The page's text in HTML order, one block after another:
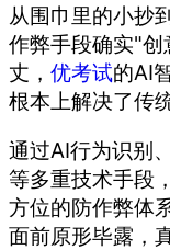
从围巾里的小抄
作弊手段确实"
丈， 优考试的AI
根本上解决了传
通过AI行为识别
等多重技术手段
方位的防作弊体
面前原形毕露，